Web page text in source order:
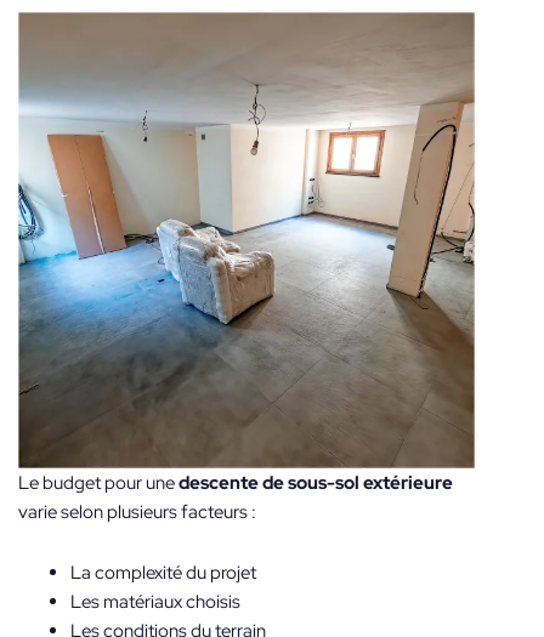
Le budget pour unedescente de sous-sol extérieure
varie selon plusieurs facteurs :
La complexité du projet
Les matériaux choisis
Les conditions du terrain